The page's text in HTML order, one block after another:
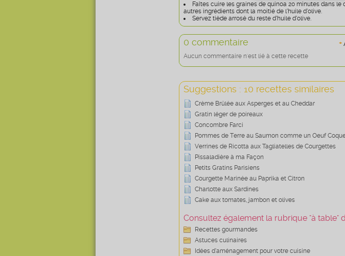
Faîtes cuire les graines de quinoa 20 minutes dans le
autres ingrédients dont la moitié de l’huile d’olive.
Servez tiède arrosé du reste d’huile d’olive.
+
0 commentaire
Aucun commentaire n'est lié à cette recette
Suggestions : 10 recettes similaires
Crème Brûlée aux Asperges et au Cheddar
Gratin léger de poireaux
Concombre Farci
Pommes de Terre au Saumon comme un Oeuf
Verrines de Ricotta aux Tagliatelles de Courgettes
Pissaladière à ma Façon
Petits Gratins Parisiens
Courgette Marinée au Paprika et Citron
Charlotte aux Sardines
Cake aux tomates, jambon et olives
Consultez également la rubrique "à table"
Recettes gourmandes
Astuces culinaires
Idées d’aménagement pour votre cuisine